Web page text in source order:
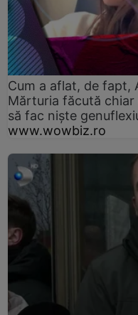
Cum a aflat, de fapt,
Mărturia făcută
să fac niște
www.wowbiz.ro